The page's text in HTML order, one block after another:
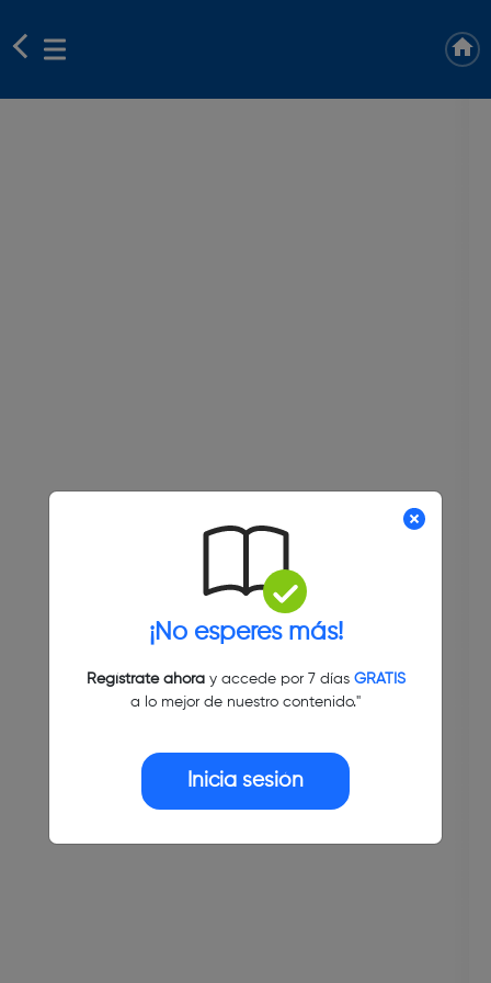
¡No esperes más!
Regístrate ahoray accede por 7 días GRATIS
a lo mejor de nuestro contenido."
Inicia sesión